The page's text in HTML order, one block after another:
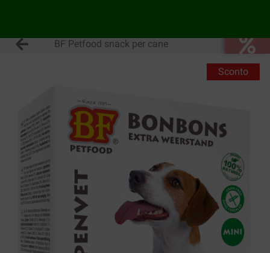
BF Petfood snack per cane
Sconto